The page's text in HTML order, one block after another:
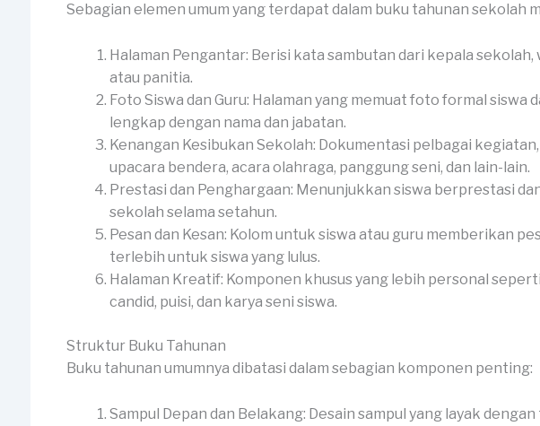
Sebagian elemen umum yang terdapat dalam buku tahunan sekolah
Halaman Pengantar: Berisi kata sambutan dari kepala sekolah,
atau panitia.
Foto Siswa dan Guru: Halaman yang memuat foto formal siswa
lengkap dengan nama dan jabatan.
Kenangan Kesibukan Sekolah: Dokumentasi pelbagai
upacara bendera, acara olahraga, panggung seni, dan lain-lain.
Prestasi dan Penghargaan: Menunjukkan siswa berprestasi
sekolah selama setahun.
Pesan dan Kesan: Kolom untuk siswa atau guru memberikan
terlebih untuk siswa yang lulus.
Halaman Kreatif: Komponen khusus yang lebih personal
candid, puisi, dan karya seni siswa.
Struktur Buku Tahunan
Buku tahunan umumnya dibatasi dalam sebagian komponen penting:
Sampul Depan dan Belakang: Desain sampul yang layak dengan